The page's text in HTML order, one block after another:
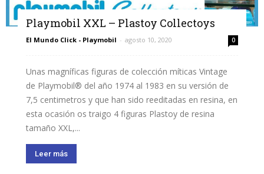
Playmobil XXL – Plastoy Collectoys
El Mundo Click - Playmobil - agosto 10, 2020 0
Unas magníficas figuras de colección míticas Vintage
de Playmobil® del año 1974 al 1983 en su versión de
7,5 centimetros y que han sido reeditadas en resina, en
esta ocasión os traigo 4 figuras Plastoy de resina
tamaño XXL,...
Leer más